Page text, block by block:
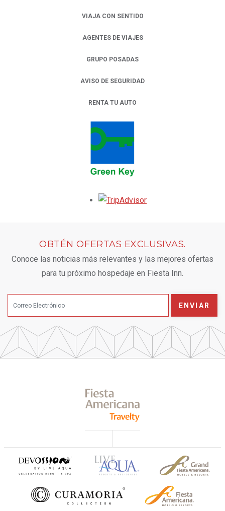
VIAJA CON SENTIDO
AGENTES DE VIAJES
GRUPO POSADAS
AVISO DE SEGURIDAD
RENTA TU AUTO
OPENS IN A NEW TAB.
OBTÉN OFERTAS EXCLUSIVAS.
Conoce las noticias más relevantes y las mejores ofertas
para tu próximo hospedaje en Fiesta Inn.
ENVIAR